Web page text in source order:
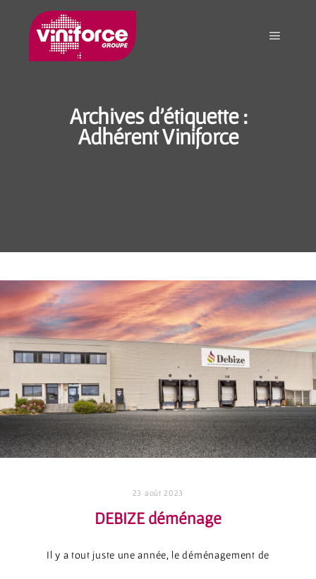
Archives d'étiquette :
Adhérent Viniforce
23 août 2023
DEBIZE déménage
Il y a tout juste une année, le déménagement de